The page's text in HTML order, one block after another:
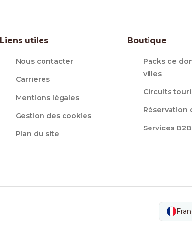
Liens utiles
Nous contacter
Carrières
Mentions légales
Gestion des cookies
Plan du site
Boutique
Packs de
villes
Circuits
Réservation
Services B2B